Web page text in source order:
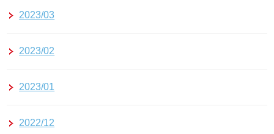
2023/03
2023/02
2023/01
2022/12